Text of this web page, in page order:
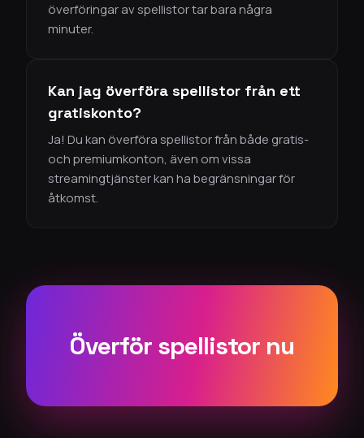
överföringar av spellistor tar bara några
minuter.
Kan jag överföra spellistor från ett
gratiskonto?
Ja! Du kan överföra spellistor från både gratis-
och premiumkonton, även om vissa
streamingtjänster kan ha begränsningar för
åtkomst.
Överför spellistor nu